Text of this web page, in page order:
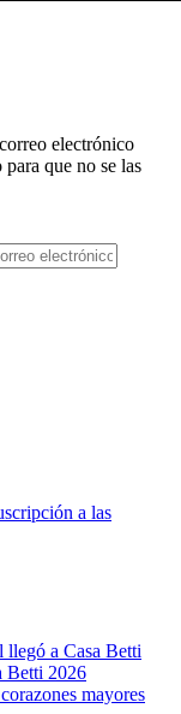
electrónico
que no se las
a las
a Casa Betti
Betti 2026
mayores